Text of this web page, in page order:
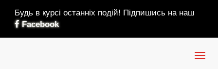
Будь в курсі останніх подій! Підпишись на наш
Facebook